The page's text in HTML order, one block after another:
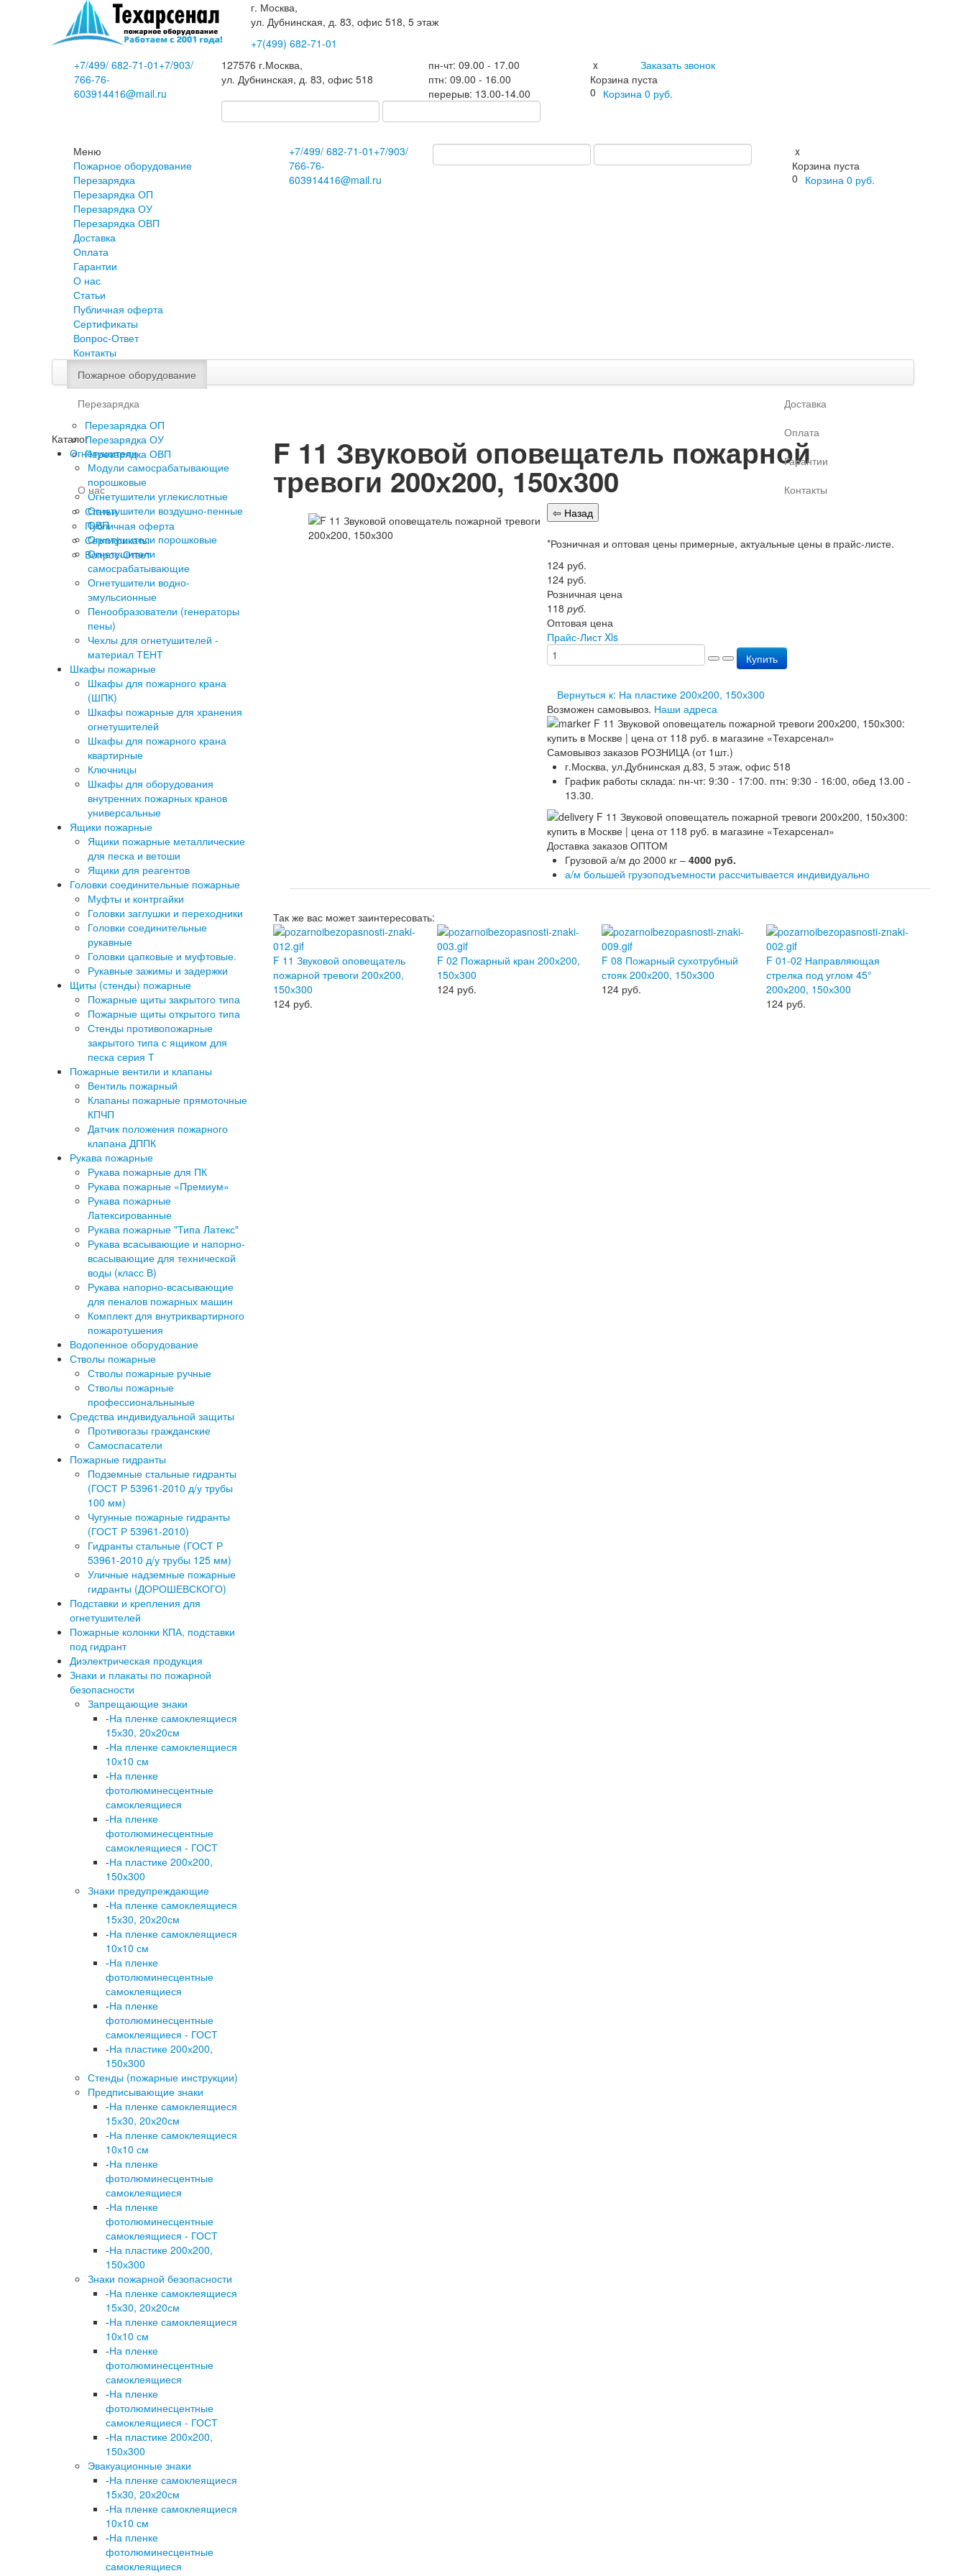
г. Москва,
ул. Дубнинская, д. 83, офис 518, 5 этаж
+7(499) 682-71-01
+7/499/682-71-01 +7/903/
766-76-
603914416@mail.ru
127576 г.Москва,
ул. Дубнинская, д. 83, офис 518
пн-чт: 09.00 - 17.00
птн: 09.00 - 16.00
перерыв: 13.00-14.00
Заказать звонок
x
Корзина пуста
0 Корзина 0 руб.
Меню
Пожарное оборудование
Перезарядка
Перезарядка ОП
Перезарядка ОУ
Перезарядка ОВП
Доставка
Оплата
Гарантии
О нас
Статьи
Публичная оферта
Сертификаты
Вопрос-Ответ
Контакты
+7/499/ 682-71-01 +7/903/
766-76-
603914416@mail.ru
x
Корзина пуста
0 Корзина 0 руб.
Пожарное оборудование
Перезарядка
Перезарядка ОП
Перезарядка ОУ
Перезарядка ОВП
Доставка
Оплата
Гарантии
О нас
Статьи
Публичная оферта
Сертификаты
Вопрос-Ответ
Контакты
Каталог
Огнетушители
Модули самосрабатывающие
порошковые
Огнетушители углекислотные
Огнетушители воздушно-пенные
ОВП
Огнетушители порошковые
Огнетушители
самосрабатывающие
Огнетушители водно-
эмульсионные
Пенообразователи (генераторы
пены)
Чехлы для огнетушителей -
материал ТЕНТ
Шкафы пожарные
Шкафы для пожарного крана
(ШПК)
Шкафы пожарные для хранения
огнетушителей
Шкафы для пожарного крана
квартирные
Ключницы
Шкафы для оборудования
внутренних пожарных кранов
универсальные
Ящики пожарные
Ящики пожарные металлические
для песка и ветоши
Ящики для реагентов
Головки соединительные пожарные
Муфты и контргайки
Головки заглушки и переходники
Головки соединительные
рукавные
Головки цапковые и муфтовые.
Рукавные зажимы и задержки
Щиты (стенды) пожарные
Пожарные щиты закрытого типа
Пожарные щиты открытого типа
Стенды противопожарные
закрытого типа с ящиком для
песка серия Т
Пожарные вентили и клапаны
Вентиль пожарный
Клапаны пожарные прямоточные
КПЧП
Датчик положения пожарного
клапана ДППК
Рукава пожарные
Рукава пожарные для ПК
Рукава пожарные «Премиум»
Рукава пожарные
Латексированные
Рукава пожарные "Типа Латекс"
Рукава всасывающие и напорно-
всасывающие для технической
воды (класс В)
Рукава напорно-всасывающие
для пеналов пожарных машин
Комплект для внутриквартирного
пожаротушения
Водопенное оборудование
Стволы пожарные
Стволы пожарные ручные
Стволы пожарные
профессиональныные
Средства индивидуальной защиты
Противогазы гражданские
Самоспасатели
Пожарные гидранты
Подземные стальные гидранты
(ГОСТ Р 53961-2010 д/у трубы
100 мм)
Чугунные пожарные гидранты
(ГОСТ Р 53961-2010)
Гидранты стальные (ГОСТ Р
53961-2010 д/у трубы 125 мм)
Уличные надземные пожарные
гидранты (ДОРОШЕВСКОГО)
Подставки и крепления для
огнетушителей
Пожарные колонки КПА, подставки
под гидрант
Диэлектрическая продукция
Знаки и плакаты по пожарной
безопасности
Запрещающие знаки
-На пленке самоклеящиеся
15х30, 20х20см
-На пленке самоклеящиеся
10х10 см
-На пленке
фотолюминесцентные
самоклеящиеся
-На пленке
фотолюминесцентные
самоклеящиеся - ГОСТ
-На пластике 200х200,
150х300
Знаки предупреждающие
-На пленке самоклеящиеся
15х30, 20х20см
-На пленке самоклеящиеся
10х10 см
-На пленке
фотолюминесцентные
самоклеящиеся
-На пленке
фотолюминесцентные
самоклеящиеся - ГОСТ
-На пластике 200х200,
150х300
Стенды (пожарные инструкции)
Предписывающие знаки
-На пленке самоклеящиеся
15х30, 20х20см
-На пленке самоклеящиеся
10х10 см
-На пленке
фотолюминесцентные
самоклеящиеся
-На пленке
фотолюминесцентные
самоклеящиеся - ГОСТ
-На пластике 200х200,
150х300
Знаки пожарной безопасности
-На пленке самоклеящиеся
15х30, 20х20см
-На пленке самоклеящиеся
10х10 см
-На пленке
фотолюминесцентные
самоклеящиеся
-На пленке
фотолюминесцентные
самоклеящиеся - ГОСТ
-На пластике 200х200,
150х300
Эвакуационные знаки
-На пленке самоклеящиеся
15х30, 20х20см
-На пленке самоклеящиеся
10х10 см
-На пленке
фотолюминесцентные
самоклеящиеся
F 11 Звуковой оповещатель пожарной
тревоги 200х200, 150х300
*Розничная и оптовая цены примерные, актуальные цены в прайс-листе.
124 руб.
124 руб.
Розничная цена
118 руб.
Оптовая цена
Прайс-Лист Xls
Купить
Вернуться к: На пластике 200х200, 150х300
Возможен самовывоз. Наши адреса
Самовывоз заказов РОЗНИЦА (от 1шт.)
г.Москва, ул.Дубнинская д.83, 5 этаж, офис 518
График работы склада: пн-чт: 9:30 - 17:00. птн: 9:30 - 16:00, обед 13.00 -
13.30.
Доставка заказов ОПТОМ
Грузовой а/м до 2000 кг – 4000 руб.
а/м большей грузоподъемности рассчитывается индивидуально
Так же вас может заинтересовать:
F 11 Звуковой оповещатель
пожарной тревоги 200х200,
150х300
124 руб.
F 02 Пожарный кран 200х200,
150х300
124 руб.
F 08 Пожарный сухотрубный
стояк 200х200, 150х300
124 руб.
F 01-02 Направляющая
стрелка под углом 45°
200х200, 150х300
124 руб.